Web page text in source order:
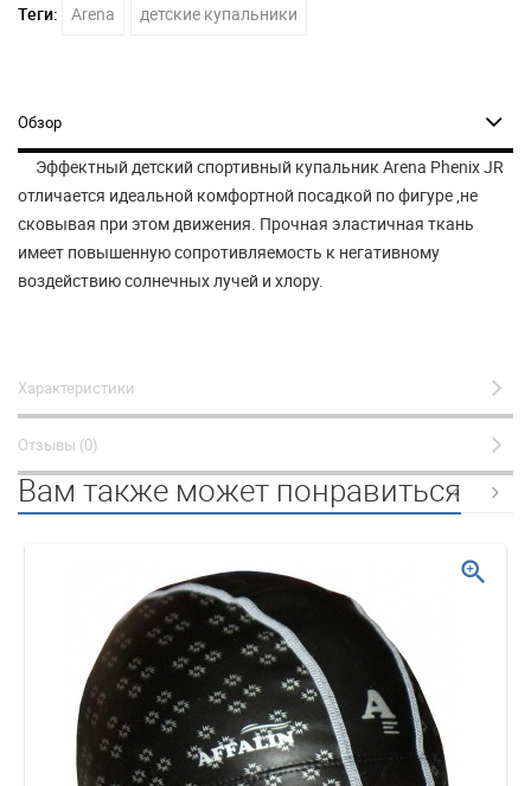
Теги: Arena детские купальники
Обзор
Эффектный детский спортивный купальник Arena Phenix JR
отличается идеальной комфортной посадкой по фигуре ,не
сковывая при этом движения. Прочная эластичная ткань
имеет повышенную сопротивляемость к негативному
воздействию солнечных лучей и хлору.
Характеристики
Отзывы (0)
Вам также может понравиться
zoom_in